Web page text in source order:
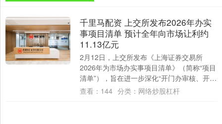
千里马配资 上交所发布2026年办实
事项目清单 预计全年向市场让利约
11.13亿元
2月12日，上交所发布《上海证券交易所
2026年为市场办实事项目清单》（简称“项目
清单”），旨在进一步深化“开门办审核、开门
办监管、开门办服务”工作。 据悉，项....
查看： 144 分类： 网络炒股杠杆